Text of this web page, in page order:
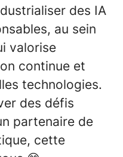
des IA
au sein
valorise
continue et
technologies.
des défis
partenaire de
cette